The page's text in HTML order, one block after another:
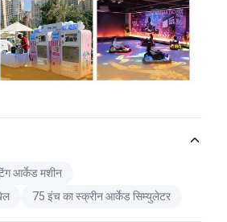
आर्केड मशीन
75 इंच का स्क्रीन आर्केड सिम्युलेटर